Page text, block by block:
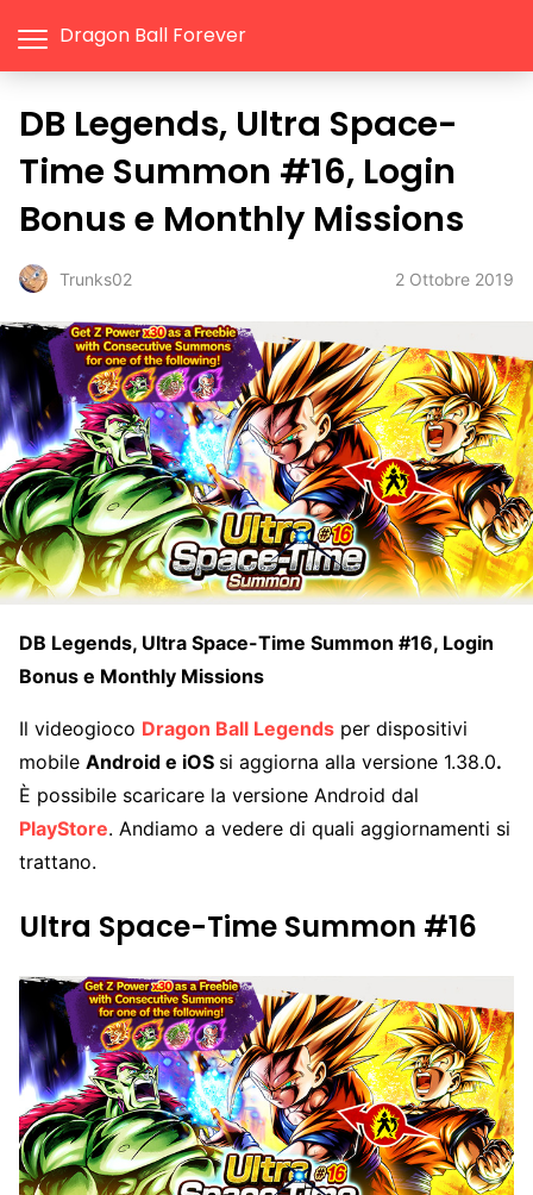
Dragon Ball Forever
DB Legends, Ultra Space-
Time Summon #16, Login
Bonus e Monthly Missions
Trunks02 2 Ottobre 2019
DB Legends, Ultra Space-Time Summon #16, Login
Bonus e Monthly Missions
Il videogioco Dragon Ball Legends per dispositivi
mobile Android e iOS si aggiorna alla versione 1.38.0.
È possibile scaricare la versione Android dal
PlayStore. Andiamo a vedere di quali aggiornamenti si
trattano.
Ultra Space-Time Summon #16